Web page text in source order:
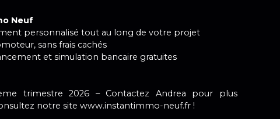
Neuf
personnalisé tout au long de votre projet
sans frais cachés
et simulation bancaire gratuites
trimestre 2026 – Contactez Andrea pour plus
notre site www.instantimmo-neuf.fr !